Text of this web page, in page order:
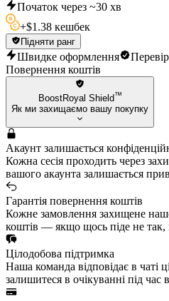
Початок через ~30 хв
+$1.38 кешбек
Підняти ранг
Швидке оформлення
Повернення коштів
BoostRoyal Shield™
Як ми захищаємо вашу покупку
Акаунт залишається
Кожна сесія проходить через
вашого акаунта залишається
Гарантія повернення коштів
Кожне замовлення захищене
коштів — якщо щось піде не
Цілодобова підтримка
Наша команда відповідає в чаті
залишитеся в очікуванні під